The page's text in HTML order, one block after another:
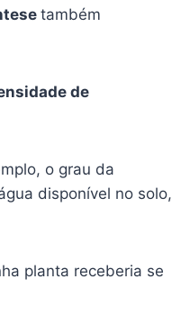
também
de
o grau da
disponível no solo,
planta receberia se